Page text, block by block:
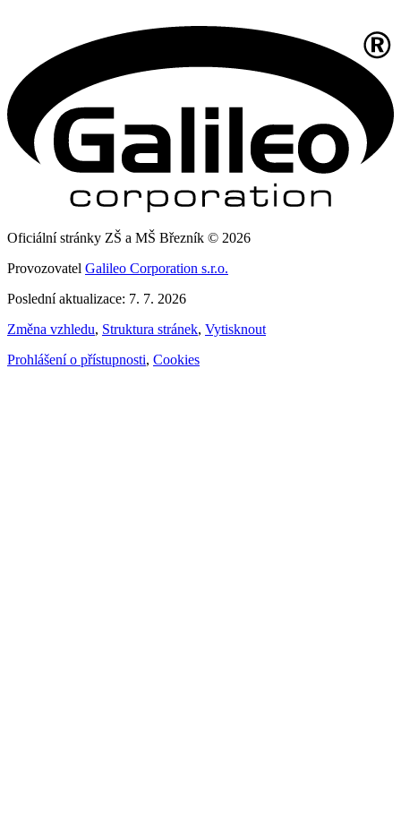
Oficiální stránky ZŠ a MŠ Březník © 2026
Provozovatel Galileo Corporation s.r.o.
Poslední aktualizace: 7. 7. 2026
Změna vzhledu, Struktura stránek, Vytisknout
Prohlášení o přístupnosti, Cookies